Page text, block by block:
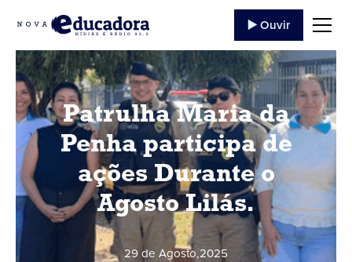
▶️ Ouvir
Patrulha Maria da
Penha participa de
ações Durante o
Agosto Lilás.
29 de Agosto,2025